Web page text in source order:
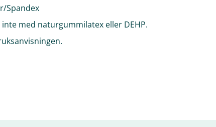
Spandex
med naturgummilatex eller DEHP.